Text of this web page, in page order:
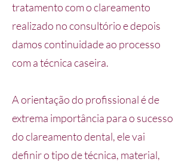
tratamento com o clareamento
realizado no consultório e depois
damos continuidade ao processo
com a técnica caseira.
A orientação do profissional é de
extrema importância para o sucesso
do clareamento dental, ele vai
definir o tipo de técnica, material,